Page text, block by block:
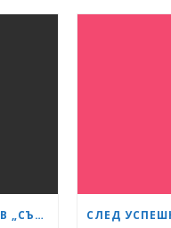
ШЕФЪТ НА ХИРУРГИЯТА В „СЪРЦЕ И МОЗЪК“ РАЗКРИ КАК СА ИЗТРЪГНАЛИ ОТ СМЪРТТА ОЦЕЛЕЛИЯ ОТ КАСАПНИЦАТА НА „ТРАКИЯ“